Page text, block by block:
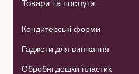
Товари та послуги
Кондитерські форми
Гаджети для випікання
Обробні дошки пластик